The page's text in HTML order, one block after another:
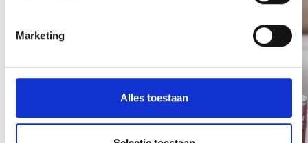
Marketing
Alles toestaan